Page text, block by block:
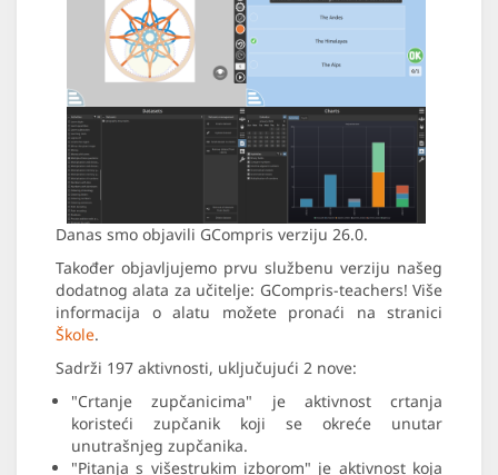
Danas smo objavili GCompris verziju 26.0.
Također objavljujemo prvu službenu verziju našeg
dodatnog alata za učitelje: GCompris-teachers! Više
informacija o alatu možete pronaći na stranici
Škole.
Sadrži 197 aktivnosti, uključujući 2 nove:
"Crtanje zupčanicima" je aktivnost crtanja
koristeći zupčanik koji se okreće unutar
unutrašnjeg zupčanika.
"Pitanja s višestrukim izborom" je aktivnost koja